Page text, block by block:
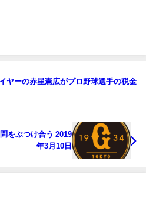
ヤーの赤星憲広がプロ野球選手の税金
をぶつけ合う 2019
年3月10日